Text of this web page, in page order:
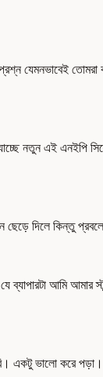
যেমনভাবেই
নতুন এই এনইপি
ছেড়ে দিলে
আমি আমার
একটু ভালো করে